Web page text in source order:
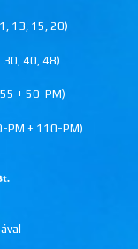
13, 15, 20)
30, 40, 48)
+ 50-PM)
PM + 110-PM)